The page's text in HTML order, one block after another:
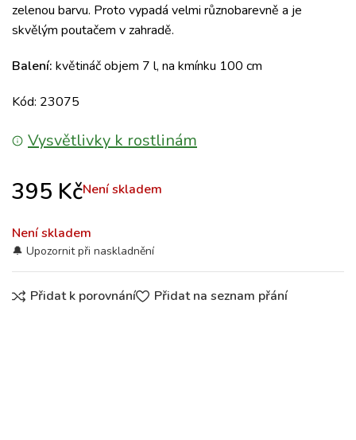
zelenou barvu. Proto vypadá velmi různobarevně a je
skvělým poutačem v zahradě.
Balení: květináč objem 7 l, na kmínku 100 cm
Kód: 23075
Vysvětlivky k rostlinám
395 KčNení skladem
Není skladem
Přidat k porovnání Přidat na seznam přání